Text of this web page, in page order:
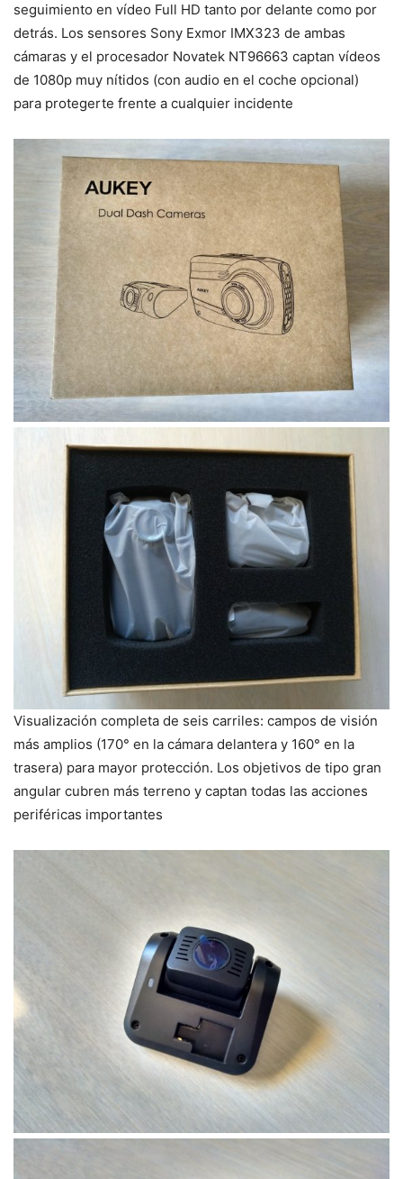
seguimiento en vídeo Full HD tanto por delante como por
detrás. Los sensores Sony Exmor IMX323 de ambas
cámaras y el procesador Novatek NT96663 captan vídeos
de 1080p muy nítidos (con audio en el coche opcional)
para protegerte frente a cualquier incidente
Visualización completa de seis carriles: campos de visión
más amplios (170° en la cámara delantera y 160° en la
trasera) para mayor protección. Los objetivos de tipo gran
angular cubren más terreno y captan todas las acciones
periféricas importantes